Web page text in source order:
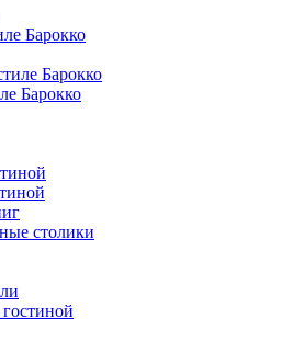
Барокко
Барокко
Барокко
столики